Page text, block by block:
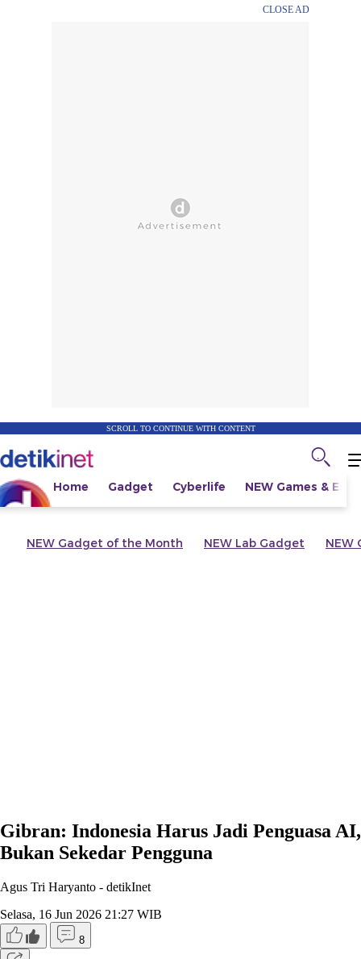
CLOSE AD
SCROLL TO CONTINUE WITH CONTENT
Home Gadget Cyberlife NEW Games &
NEW Gadget of the Month NEW Lab Gadget NEW
Gibran: Indonesia Harus Jadi Penguasa AI,
Bukan Sekedar Pengguna
Agus Tri Haryanto - detikInet
Selasa, 16 Jun 2026 21:27 WIB
8